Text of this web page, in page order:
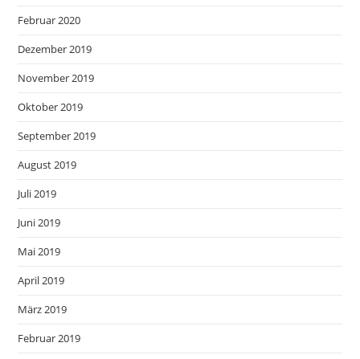
Februar 2020
Dezember 2019
November 2019
Oktober 2019
September 2019
August 2019
Juli 2019
Juni 2019
Mai 2019
April 2019
März 2019
Februar 2019